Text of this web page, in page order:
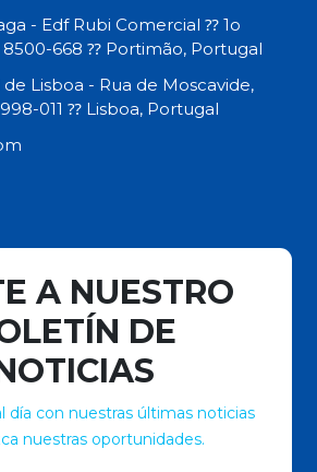
- Edf Rubi Comercial ⁇ 1o
8500-668 ⁇ Portimão, Portugal
Lisboa - Rua de Moscavide,
011 ⁇ Lisboa, Portugal
A NUESTRO
DE
día con nuestras últimas noticias
nuestras oportunidades.